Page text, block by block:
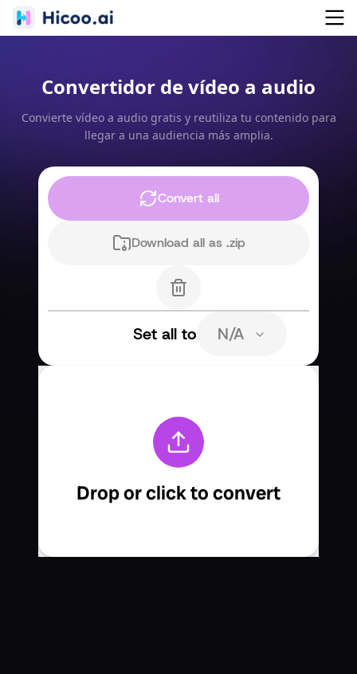
Convertidor de vídeo a audio
Convierte vídeo a audio gratis y reutiliza tu contenido para
llegar a una audiencia más amplia.